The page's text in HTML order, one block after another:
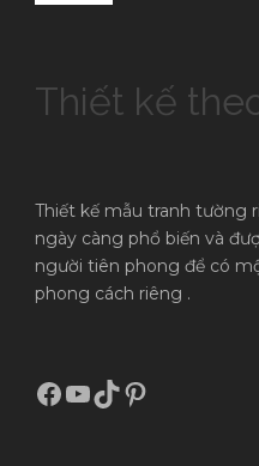
Thiết kế
Thiết kế mẫu tranh tường
ngày càng phổ biến và
người tiên phong để có
phong cách riêng .
Facebook
Youtube
TikTok
Pinterest